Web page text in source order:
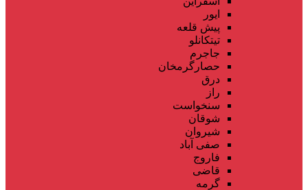
ایور
پیش قلعه
تیتکانلو
جاجرم
حصارگرمخان
درق
راز
سنخواست
شوقان
شیروان
صفی آباد
فاروج
قاضی
گرمه